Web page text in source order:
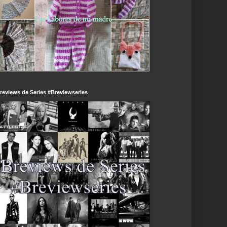
de Series #Breviewseries